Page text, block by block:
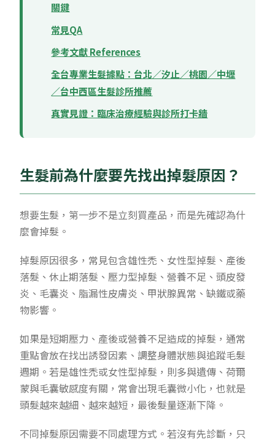
關鍵
常見QA
參考文獻 References
全台專業生髮據點：台北／汐止／桃園／中壢
／台中西區生髮診所推薦
真實見證：臨床治療經驗與診所打卡牆
生髮前為什麼要先找出掉髮原因？
想要生髮，第一步不是立刻買產品，而是先確認為什
麼會掉髮。
掉髮原因很多，常見包含雄性禿、女性型掉髮、產後
落髮、休止期落髮、壓力型掉髮、營養不足、頭皮發
炎、毛囊炎、脂漏性皮膚炎、甲狀腺異常、缺鐵或藥
物影響。
如果是短期壓力、產後或營養不足造成的掉髮，通常
重點會放在找出誘發因素、調整身體狀態與追蹤毛髮
週期。若是雄性禿或女性型掉髮，則多與遺傳、荷爾
蒙與毛囊敏感度有關，常會出現毛囊微小化，也就是
頭髮越來越細、越來越短，最後髮量逐漸下降。
不同掉髮原因需要不同處理方式。若沒有先診斷，只